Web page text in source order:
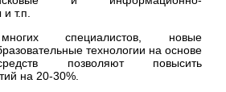
т.п.
специалистов, новые
технологии на основе
позволяют повысить
на 20-30%.